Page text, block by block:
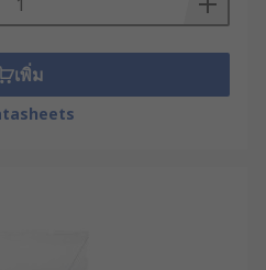
งก์ชันพิเศษ เช่น การ
อยขีดข่วน ซึ่งช่วยลดการ
ส์ในสภาพแวดล้อมที่มีไอ
เพิ่ม